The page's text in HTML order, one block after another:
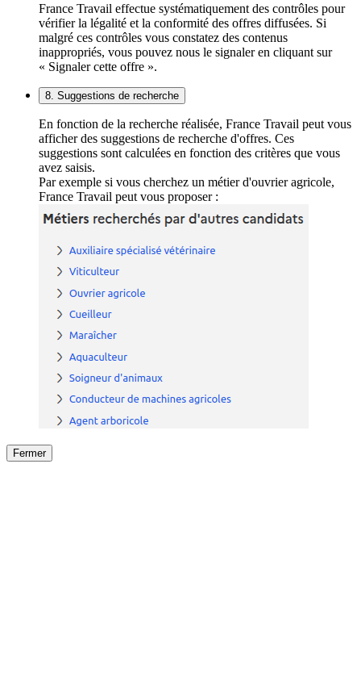
France Travail effectue systématiquement des contrôles pour
vérifier la légalité et la conformité des offres diffusées. Si
malgré ces contrôles vous constatez des contenus
inappropriés, vous pouvez nous le signaler en cliquant sur
« Signaler cette offre ».
8. Suggestions de recherche
En fonction de la recherche réalisée, France Travail peut vous
afficher des suggestions de recherche d'offres. Ces
suggestions sont calculées en fonction des critères que vous
avez saisis.
Par exemple si vous cherchez un métier d'ouvrier agricole,
France Travail peut vous proposer :
Fermer